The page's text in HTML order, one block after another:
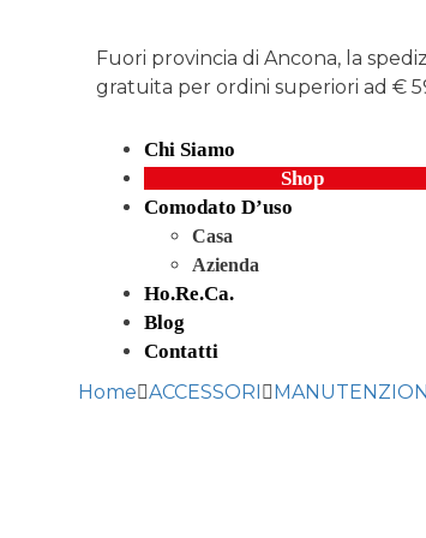
Fuori provincia di Ancona, la
gratuita per ordini superiori ad €
Chi Siamo
Shop
Comodato D’uso
Casa
Azienda
Ho.re.ca.
Blog
Contatti
Home ACCESSORI